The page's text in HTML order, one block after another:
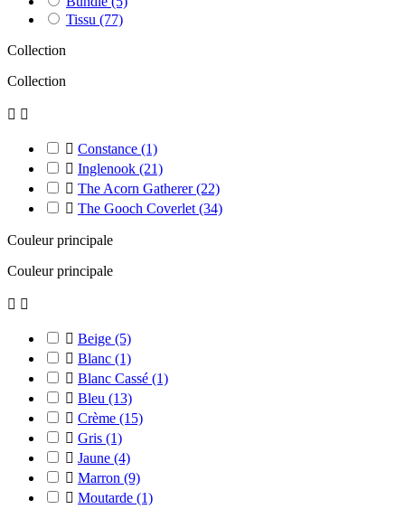
Tissu (77)
Collection
Collection
 
 Constance (1)
 Inglenook (21)
 The Acorn Gatherer(22)
 The Gooch Coverlet (34)
Couleur principale
Couleur principale
 
 Beige (5)
 Blanc (1)
 Blanc Cassé (1)
 Bleu (13)
 Crème (15)
 Gris (1)
 Jaune (4)
 Marron (9)
 Moutarde (1)